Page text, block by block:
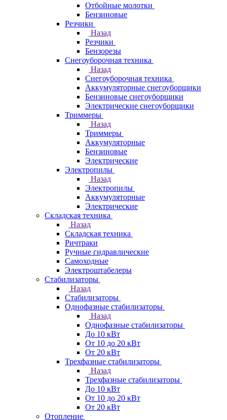
Отбойные молотки
Бензиновые
Резчики
Назад
Резчики
Бензорезы
Снегоуборочная техника
Назад
Снегоуборочная техника
Аккумуляторные снегоуборщики
Бензиновые снегоуборщики
Электрические снегоуборщики
Триммеры
Назад
Триммеры
Аккумуляторные
Бензиновые
Электрические
Электропилы
Назад
Электропилы
Аккумуляторные
Электрические
Складская техника
Назад
Складская техника
Ричтраки
Ручные гидравлические
Самоходные
Электроштабелеры
Стабилизаторы
Назад
Стабилизаторы
Однофазные стабилизаторы
Назад
Однофазные стабилизаторы
До 10 кВт
От 10 до 20 кВт
От 20 кВт
Трехфазные стабилизаторы
Назад
Трехфазные стабилизаторы
До 10 кВт
От 10 до 20 кВт
От 20 кВт
Отопление